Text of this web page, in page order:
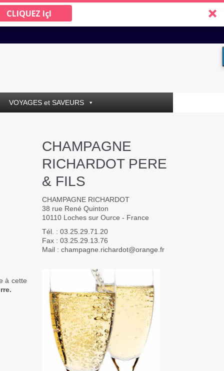
CLIQUEZ IçI
VOYAGES et SAVEURS
à cette
CHAMPAGNE
RICHARDOT PERE
& FILS
CHAMPAGNE RICHARDOT
38 rue René Quinton
10110 Loches sur Ource - France
Tél. : 03.25.29.71.20
Fax : 03.25.29.13.76
Mail : champagne.richardot@orange.fr